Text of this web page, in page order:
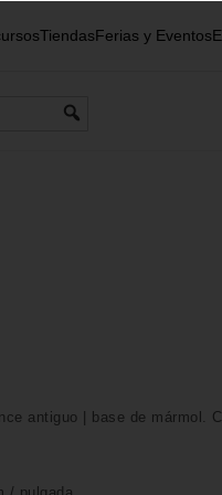
TiendasFerias y Eventos
antiguo | base de mármol.